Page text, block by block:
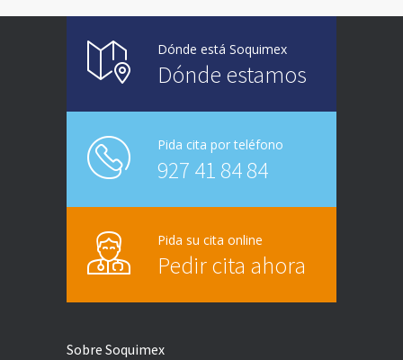
Dónde está Soquimex
Dónde estamos
Pida cita por teléfono
927 41 84 84
Pida su cita online
Pedir cita ahora
Sobre Soquimex